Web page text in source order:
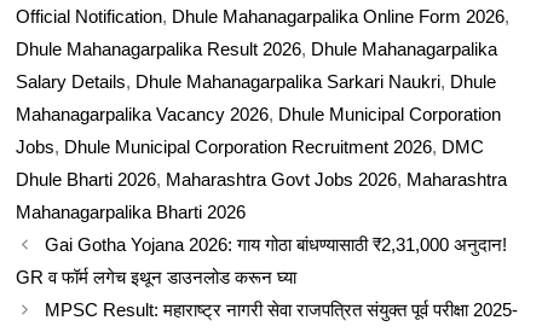
Official Notification, Dhule Mahanagarpalika Online Form 2026,
Dhule Mahanagarpalika Result 2026, Dhule Mahanagarpalika
Salary Details, Dhule Mahanagarpalika Sarkari Naukri, Dhule
Mahanagarpalika Vacancy 2026, Dhule Municipal Corporation
Jobs, Dhule Municipal Corporation Recruitment 2026, DMC
Dhule Bharti 2026, Maharashtra Govt Jobs 2026, Maharashtra
Mahanagarpalika Bharti 2026
Gai Gotha Yojana 2026: गाय गोठा बांधण्यासाठी ₹2,31,000 अनुदान!
GR व फॉर्म लगेच इथून डाउनलोड करून घ्या
MPSC Result: महाराष्ट्र नागरी सेवा राजपत्रित संयुक्त पूर्व परीक्षा 2025-